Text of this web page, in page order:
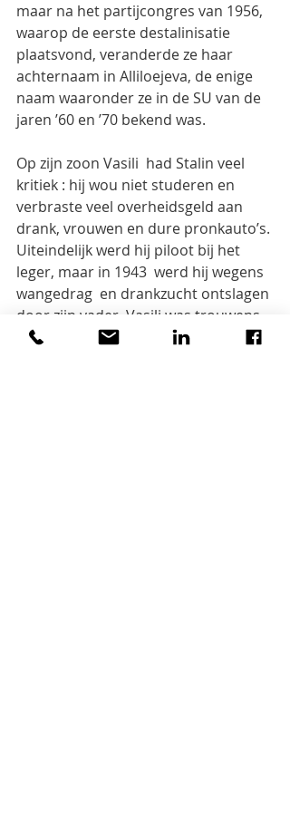
maar na het partijcongres van 1956,
waarop de eerste destalinisatie
plaatsvond, veranderde ze haar
achternaam in Alliloejeva, de enige
naam waaronder ze in de SU van de
jaren ’60 en ’70 bekend was.
Op zijn zoon Vasili  had Stalin veel
kritiek : hij wou niet studeren en
verbraste veel overheidsgeld aan
drank, vrouwen en dure pronkauto’s.
Uiteindelijk werd hij piloot bij het
leger, maar in 1943  werd hij wegens
wangedrag  en drankzucht ontslagen
door zijn vader. Vasili was trouwens
zeer bang van zijn vader.